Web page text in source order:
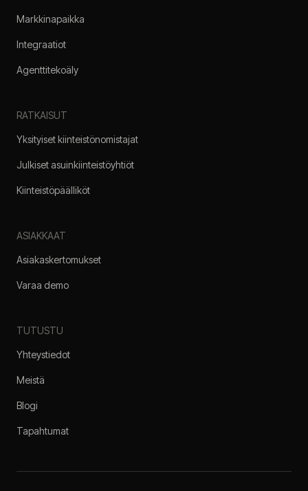
Markkinapaikka
Integraatiot
Agenttitekoäly
RATKAISUT
Yksityiset kiinteistönomistajat
Julkiset asuinkiinteistöyhtiöt
Kiinteistöpäälliköt
ASIAKKAAT
Asiakaskertomukset
Varaa demo
TUTUSTU
Yhteystiedot
Meistä
Blogi
Tapahtumat